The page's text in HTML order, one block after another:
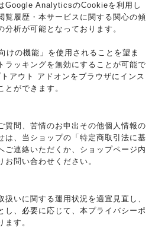
Google AnalyticsのCookieを利用し
覧履歴・本サービスに関する関心の傾
析が可能となっております。
けの機能」を使用されることを望ま
ラッキングを無効にすることが可能で
アウト アドオンをブラウザにインス
とができます。
質問、苦情のお申出その他個人情報の
は、当ショップの「特定商取引法に基
ご連絡いただくか、ショップページ内
問い合わせください。
扱いに関する運用状況を適宜見直し、
し、必要に応じて、本プライバシーポ
ます。